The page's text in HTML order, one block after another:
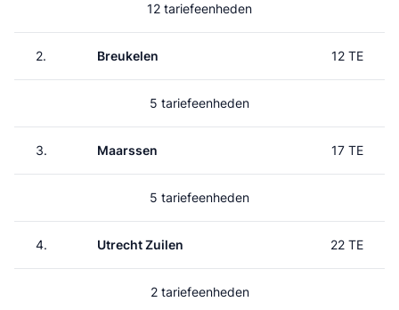
12 tariefeenheden
2. Breukelen 12 TE
5 tariefeenheden
3. Maarssen 17 TE
5 tariefeenheden
4. Utrecht Zuilen 22 TE
2 tariefeenheden